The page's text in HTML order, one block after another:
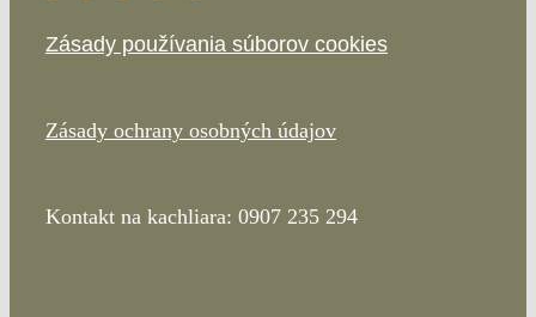
Zásady používania súborov cookies
Zásady ochrany osobných údajov
Kontakt na kachliara: 0907 235 294